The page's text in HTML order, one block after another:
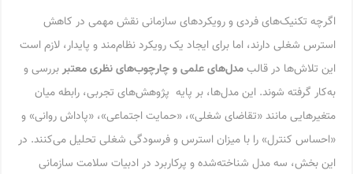
اگرچه تکنیک‌های فردی و رویکردهای سازمانی نقش مهمی در کاهش
استرس شغلی دارند، اما برای ایجاد یک رویکرد نظام‌مند و پایدار، لازم است
این تلاش‌ها در قالبمدل‌های علمی و چارچوب‌های نظری معتبربررسی و
به‌کار گرفته شوند. این مدل‌ها، بر پایه پژوهش‌های تجربی، رابطه میان
متغیرهایی مانند «تقاضای شغلی»، «حمایت اجتماعی»، «پاداش روانی» و
«احساس کنترل» را با میزان استرس و فرسودگی شغلی تحلیل می‌کنند. در
این بخش، سه مدل شناخته‌شده و پرکاربرد در ادبیات سلامت سازمانی